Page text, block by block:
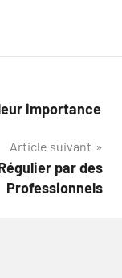
importance
Article suivant
par des
Professionnels